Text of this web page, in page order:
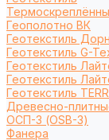
Геополотно ВК
Геотекстиль
Геотекстиль G-
Геотекстиль
Геотекстиль
Геотекстиль
Древесно-
ОСП-3 (OSB-3)
Фанера